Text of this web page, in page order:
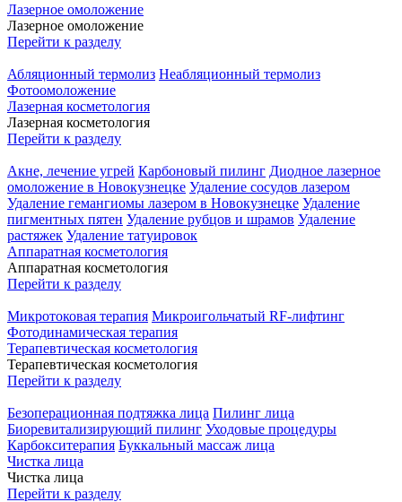
Лазерное омоложение
Лазерное омоложение
Перейти к разделу
Абляционный термолиз Неабляционный термолиз
Фотоомоложение
Лазерная косметология
Лазерная косметология
Перейти к разделу
Акне, лечение угрей Карбоновый пилинг Диодное лазерное
омоложение в Новокузнецке Удаление сосудов лазером
Удаление гемангиомы лазером в Новокузнецке Удаление
пигментных пятен Удаление рубцов и шрамов Удаление
растяжек Удаление татуировок
Аппаратная косметология
Аппаратная косметология
Перейти к разделу
Микротоковая терапия Микроигольчатый RF-лифтинг
Фотодинамическая терапия
Терапевтическая косметология
Терапевтическая косметология
Перейти к разделу
Безоперационная подтяжка лица Пилинг лица
Биоревитализирующий пилинг Уходовые процедуры
Карбокситерапия Буккальный массаж лица
Чистка лица
Чистка лица
Перейти к разделу